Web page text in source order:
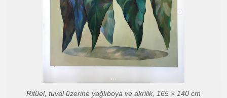
Ritüel, tuval üzerine yağlıboya ve akrilik, 165 × 140 cm